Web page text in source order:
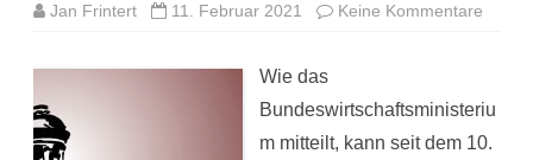
Jan Frintert 11. Februar 2021 Keine Kommentare
Wie das
Bundeswirtschaftsministeriu
m mitteilt, kann seit dem 10.